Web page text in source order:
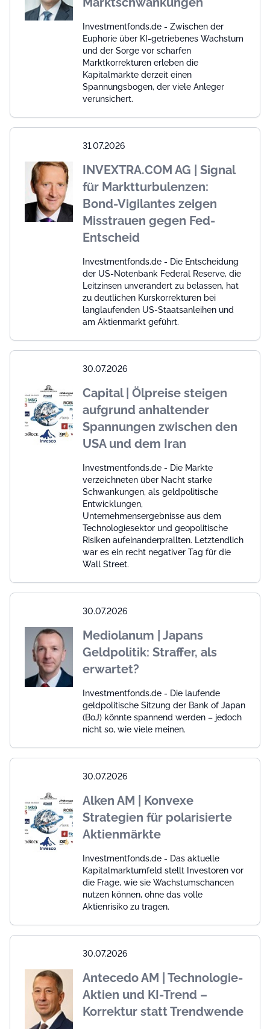
Investmentfonds.de - Zwischen der
Euphorie über KI-getriebenes Wachstum
und der Sorge vor scharfen
Marktkorrekturen erleben die
Kapitalmärkte derzeit einen
Spannungsbogen, der viele Anleger
verunsichert.
31.07.2026
INVEXTRA.COM AG | Signal
für Marktturbulenzen:
Bond-Vigilantes zeigen
Misstrauen gegen Fed-
Entscheid
Investmentfonds.de - Die Entscheidung
der US-Notenbank Federal Reserve, die
Leitzinsen unverändert zu belassen, hat
zu deutlichen Kurskorrekturen bei
langlaufenden US-Staatsanleihen und
am Aktienmarkt geführt.
30.07.2026
Capital | Ölpreise steigen
aufgrund anhaltender
Spannungen zwischen den
USA und dem Iran
Investmentfonds.de - Die Märkte
verzeichneten über Nacht starke
Schwankungen, als geldpolitische
Entwicklungen,
Unternehmensergebnisse aus dem
Technologiesektor und geopolitische
Risiken aufeinanderprallten. Letztendlich
war es ein recht negativer Tag für die
Wall Street.
30.07.2026
Mediolanum | Japans
Geldpolitik: Straffer, als
erwartet?
Investmentfonds.de - Die laufende
geldpolitische Sitzung der Bank of Japan
(BoJ) könnte spannend werden – jedoch
nicht so, wie viele meinen.
30.07.2026
Alken AM | Konvexe
Strategien für polarisierte
Aktienmärkte
Investmentfonds.de - Das aktuelle
Kapitalmarktumfeld stellt Investoren vor
die Frage, wie sie Wachstumschancen
nutzen können, ohne das volle
Aktienrisiko zu tragen.
30.07.2026
Antecedo AM | Technologie-
Aktien und KI-Trend –
Korrektur statt Trendwende